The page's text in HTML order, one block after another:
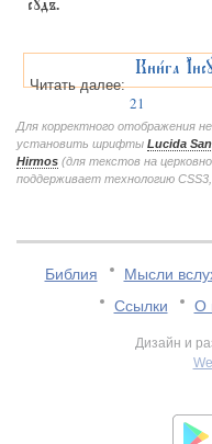
Читать далее:
Кни1га
21
Для корректного отображения
установить шрифты Lucida
Hirmos (для текстов на
поддерживает технологию
Библия Мысли
Ссылки
О
Дизайн и